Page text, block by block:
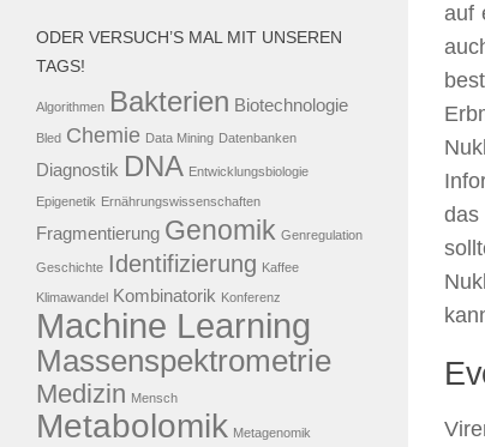
auf
das
ODER VERSUCH’S MAL MIT UNSEREN
TAGS!
Algorithmen Bakterien Biotechnologie
Bled Chemie Data Mining Datenbanken
Diagnostik DNA Entwicklungsbiologie
Epigenetik Ernährungswissenschaften
Fragmentierung Genomik Genregulation
Geschichte Identifizierung Kaffee
Klimawandel Kombinatorik Konferenz
Machine Learning
Massenspektrometrie
Medizin Mensch
Metabolomik Metagenomik